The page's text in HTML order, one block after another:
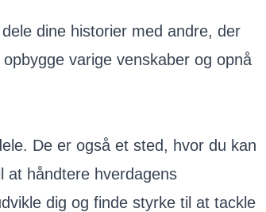
dine historier med andre, der
varige venskaber og opnå
De er også et sted, hvor du kan
at håndtere hverdagens
dig og finde styrke til at tackle